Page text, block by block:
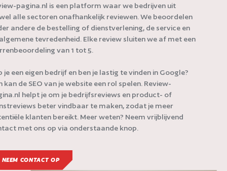
pagina.nl is een platform waar we bedrijven uit
alle sectoren onafhankelijk reviewen. We beoordelen
andere de bestelling of dienstverlening, de service en
tevredenheid. Elke review sluiten we af met een
van 1 tot 5.
je een eigen bedrijf en ben je lastig te vinden in Google?
kan de SEO van je website een rol spelen. Review-
helpt je om je bedrijfsreviews en product- of
beter vindbaar te maken, zodat je meer
klanten bereikt. Meer weten? Neem vrijblijvend
met ons op via onderstaande knop.
NEEM CONTACT OP